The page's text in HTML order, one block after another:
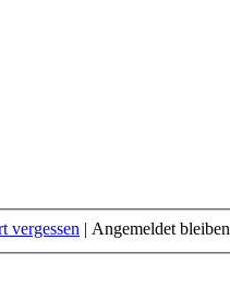
vergessen | Angemeldet bleiben